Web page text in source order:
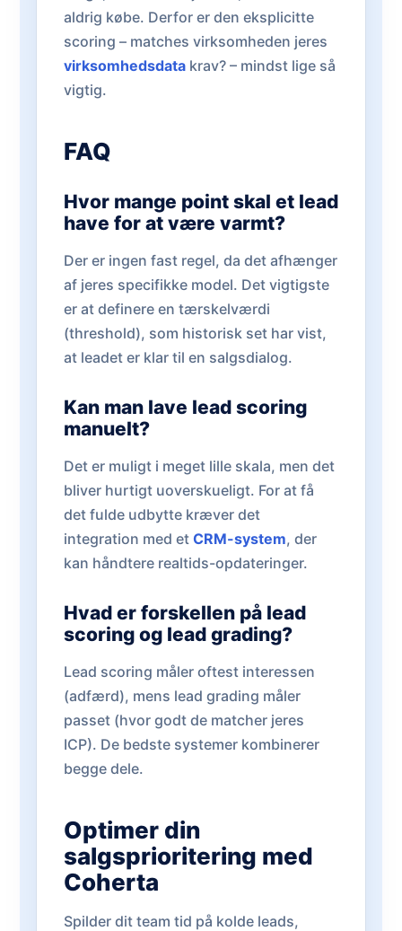
aldrig købe. Derfor er den eksplicitte
scoring – matches virksomheden jeres
virksomhedsdata krav? – mindst lige så
vigtig.
FAQ
Hvor mange point skal et lead
have for at være varmt?
Der er ingen fast regel, da det afhænger
af jeres specifikke model. Det vigtigste
er at definere en tærskelværdi
(threshold), som historisk set har vist,
at leadet er klar til en salgsdialog.
Kan man lave lead scoring
manuelt?
Det er muligt i meget lille skala, men det
bliver hurtigt uoverskueligt. For at få
det fulde udbytte kræver det
integration med et CRM-system, der
kan håndtere realtids-opdateringer.
Hvad er forskellen på lead
scoring og lead grading?
Lead scoring måler oftest interessen
(adfærd), mens lead grading måler
passet (hvor godt de matcher jeres
ICP). De bedste systemer kombinerer
begge dele.
Optimer din
salgsprioritering med
Coherta
Spilder dit team tid på kolde leads,